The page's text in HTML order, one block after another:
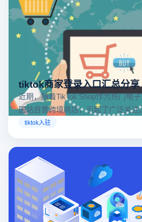
tiktok商家登录入口汇总分享
近期，随着TikTok Shop作为热门电
国站自营跨境商店，引起了广泛关注
店已覆盖美国、英国及东南亚地区，
tiktok入驻